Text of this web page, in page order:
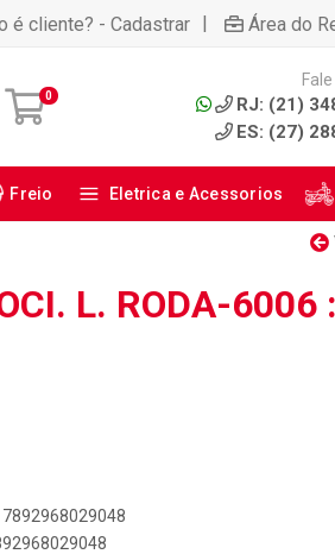
é cliente? - Cadastrar | Área do
0
RJ: (21)
ES: (27)
Freio Eletrica e Acessorios
L. RODA-6006 :